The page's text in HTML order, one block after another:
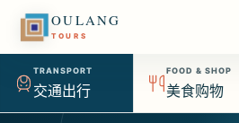
OULANG
TOURS
TRANSPORT
交通出行
FOOD & SHOP
美食购物